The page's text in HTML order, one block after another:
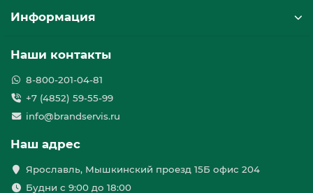
Информация
Наши контакты
8-800-201-04-81
+7 (4852) 59-55-99
info@brandservis.ru
Наш адрес
Ярославль, Мышкинский проезд 15Б офис 204
Будни с 9:00 до 18:00